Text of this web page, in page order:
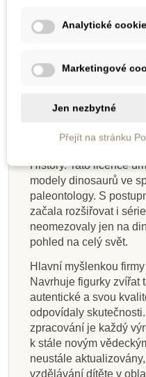
Safari Ltd. – popis
ekologických hraček.
byla dětská karetní hra
zvířat. V roce 1986
History. Tato licence
modely dinosaurů ve
paleontology. S
začala rozšiřovat i
neomezovaly jen na
pohled na celý svět.
Hlavní myšlenkou firmy
Navrhuje figurky zvířat
autentické a svou
odpovídaly
zpracování je každý
k stále novým
neustále
vzdělávání dítěte v
Analytické
Marketingové
Jen nezbytné
Přejít na stránku